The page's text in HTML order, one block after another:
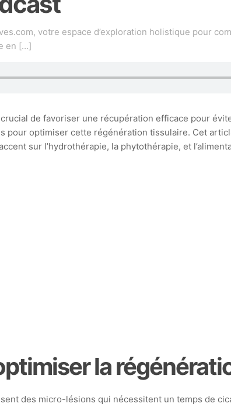
votre espace d’exploration holistique pour
en […]
de favoriser une récupération efficace pour
pour optimiser cette régénération tissulaire. Cet
sur l’hydrothérapie, la phytothérapie, et
la
des micro-lésions qui nécessitent un temps de